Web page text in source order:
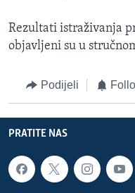
Rezultati istraživanja
objavljeni su u
Podijeli
PRATITE NAS